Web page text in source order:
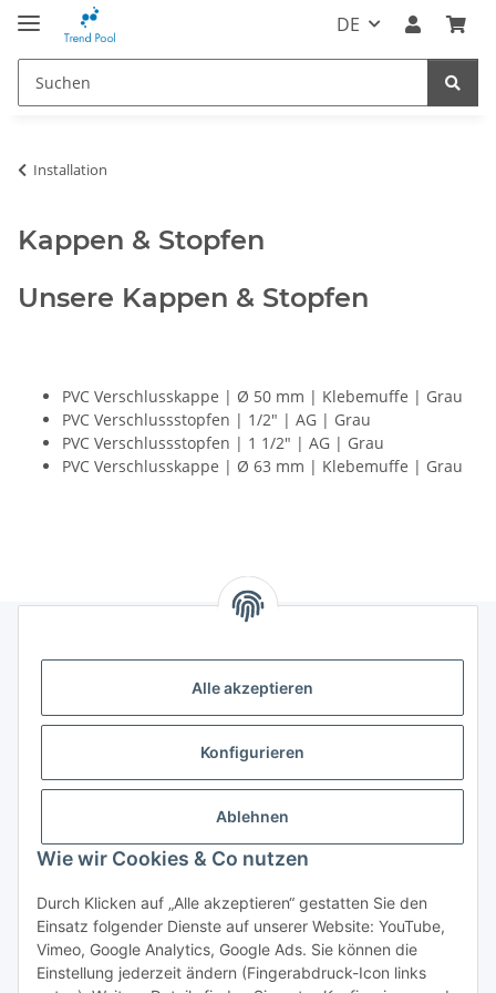
Alle akzeptieren
Konfigurieren
Ablehnen
Wie wir Cookies & Co nutzen
Durch Klicken auf „Alle akzeptieren“ gestatten Sie den
Einsatz folgender Dienste auf unserer Website: YouTube,
Vimeo, Google Analytics, Google Ads. Sie können die
Einstellung jederzeit ändern (Fingerabdruck-Icon links
DE
Installation
Kappen & Stopfen
Unsere Kappen & Stopfen
PVC Verschlusskappe | Ø 50 mm | Klebemuffe | Grau
PVC Verschlussstopfen | 1/2" | AG | Grau
PVC Verschlussstopfen | 1 1/2" | AG | Grau
PVC Verschlusskappe | Ø 63 mm | Klebemuffe | Grau
Vertrag widerrufen